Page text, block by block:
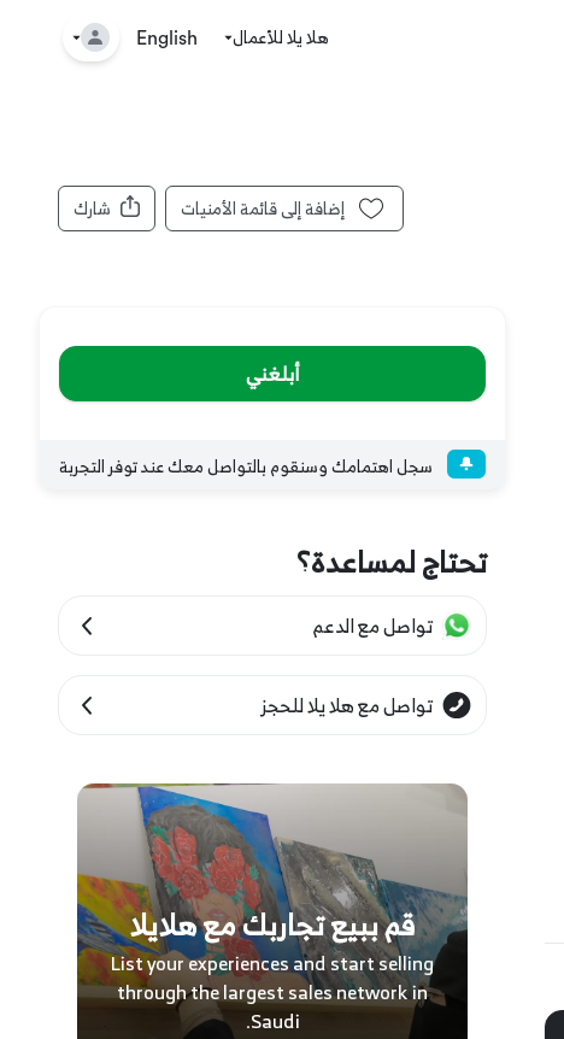
🤘
هلا يلا للأعمال English
شارك
إضافة إلى قائمة الأمنيات
أبلغني
سجل اهتمامك وسنقوم بالتواصل معك عند توفر التجربة
تحتاج لمساعدة؟
تواصل مع الدعم
تواصل مع هلا يلا للحجز
قم ببيع تجاربك مع هلايلا
List your experiences and start selling
through the largest sales network in
Saudi.